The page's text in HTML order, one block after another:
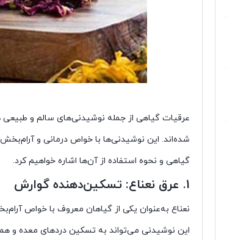
عرقیات گیاهی از جمله نوشیدنی‌های سالم و طبیعی
شده‌اند. این نوشیدنی‌ها با خواص درمانی و
گیاهی و نحوه استفاده از آن‌ها اشاره خواهیم کرد.
1. عرق نعناع: تسکین‌دهنده گوارش
نعناع به‌عنوان یکی از گیاهان معروف با خواص
این نوشیدنی می‌تواند به تسکین دردهای معده و